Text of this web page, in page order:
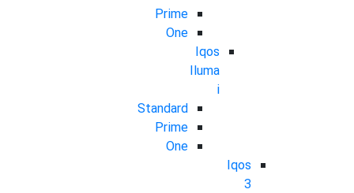
Prime
One
Iqos
Iluma
i
Standard
Prime
One
Iqos
3